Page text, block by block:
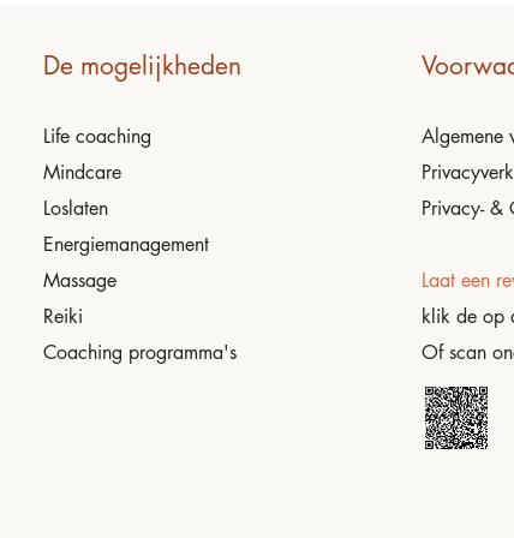
De mogelijkheden
Life coaching
Mindcare
Loslaten
Energiemanagement
Massage
Reiki
Coaching programma's
Algemene
Privacy- &
Laat een
klik de op
Of scan